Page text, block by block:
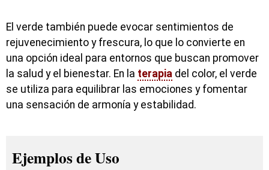
El verde también puede evocar sentimientos de
rejuvenecimiento y frescura, lo que lo convierte en
una opción ideal para entornos que buscan promover
la salud y el bienestar. En la terapia del color, el verde
se utiliza para equilibrar las emociones y fomentar
una sensación de armonía y estabilidad.
Ejemplos de Uso